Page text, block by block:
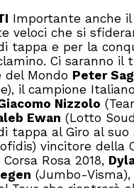
Importante anche
veloci che si
tappa e per la
Ci saranno il
del Mondo Peter
il campione
Nizzolo
Ewan (Lotto
tappa al Giro al suo
vincitore della
Rosa 2018,
(Jumbo-